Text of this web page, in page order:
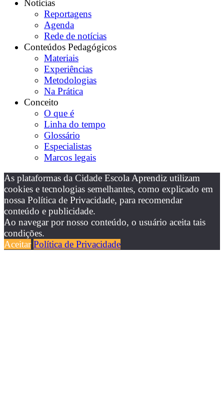
Notícias
Reportagens
Agenda
Rede de notícias
Conteúdos Pedagógicos
Materiais
Experiências
Metodologias
Na Prática
Conceito
O que é
Linha do tempo
Glossário
Especialistas
Marcos legais
As plataformas da Cidade Escola Aprendiz utilizam
cookies e tecnologias semelhantes, como explicado em
nossa Política de Privacidade, para recomendar
conteúdo e publicidade.
Ao navegar por nosso conteúdo, o usuário aceita tais
condições.
Aceitar Política de Privacidade